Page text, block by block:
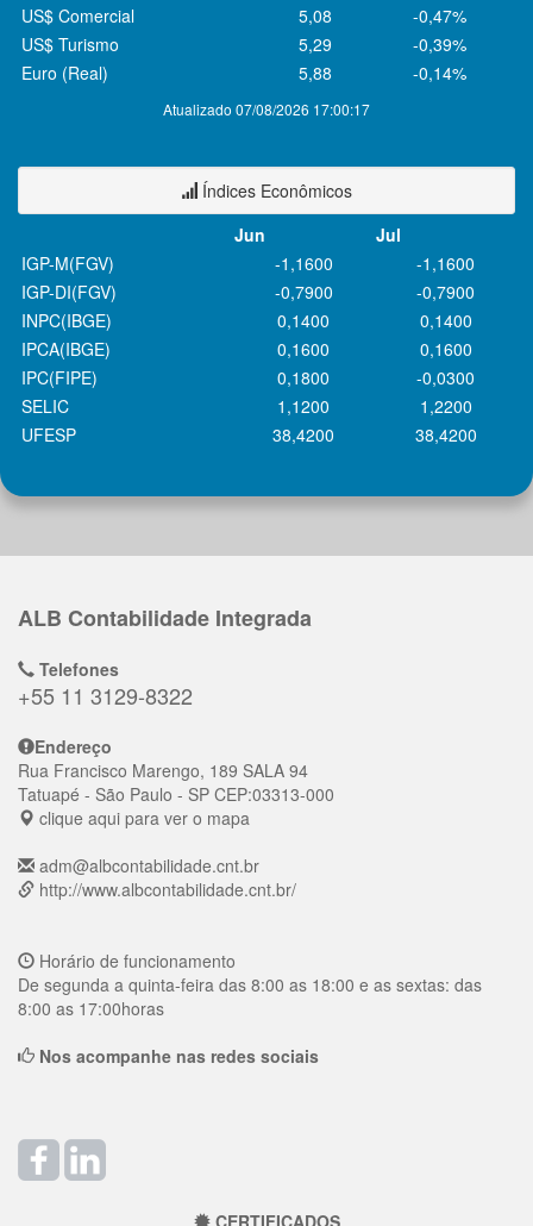
Atualizado 07/08/2026 17:00:17
US$ Comercial 5,08
-0,47%
US$ Turismo
5,29
-0,39%
Euro (Real)
5,88 -0,14%
Índices Econômicos
Jun
Jul
IGP-M(FGV)
-1,1600
-1,1600
IGP-DI(FGV)
-0,7900
-0,7900
INPC(IBGE)
0,1400
0,1400
IPCA(IBGE)
0,1600
0,1600
IPC(FIPE)
0,1800
-0,0300
SELIC
1,1200
1,2200
UFESP
38,4200 38,4200
ALB Contabilidade Integrada
Telefones
+55 11 3129-8322
Endereço
Rua Francisco Marengo, 189 SALA 94
Tatuapé - São Paulo - SP CEP:03313-000
clique aqui para ver o mapa
adm@albcontabilidade.cnt.br
http://www.albcontabilidade.cnt.br/
Horário de funcionamento
De segunda a quinta-feira das 8:00 as 18:00 e as sextas: das
8:00 as 17:00horas
Nos acompanhe nas redes sociais
CERTIFICADOS